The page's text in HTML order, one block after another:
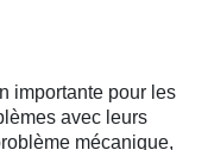
importante pour les
avec leurs
mécanique,